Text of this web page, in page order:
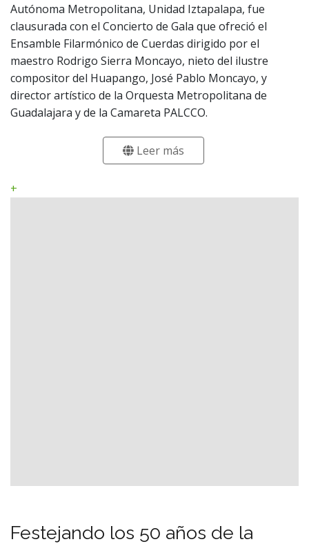
Autónoma Metropolitana, Unidad Iztapalapa, fue
clausurada con el Concierto de Gala que ofreció el
Ensamble Filarmónico de Cuerdas dirigido por el
maestro Rodrigo Sierra Moncayo, nieto del ilustre
compositor del Huapango, José Pablo Moncayo, y
director artístico de la Orquesta Metropolitana de
Guadalajara y de la Camareta PALCCO.
Leer más
+
Festejando los 50 años de la